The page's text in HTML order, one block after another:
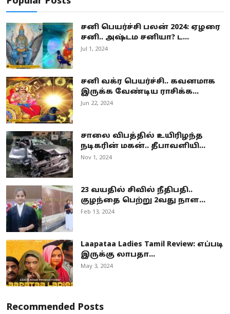
சனி பெயர்ச்சி பலன் 2024: ஏழரை
சனி.. அஷ்டம சனியா? ட...
Jul 1, 2024
சனி வக்ர பெயர்ச்சி.. கவனமாக
இருக்க வேண்டிய ராசிக்க...
Jun 22, 2024
சாலை விபத்தில் உயிரிழந்த
நடிகரின் மகன்.. தீபாவளியி...
Nov 1, 2024
23 வயதில் சிவில் நீதிபதி..
குழந்தை பெற்று 2வது நாள...
Feb 13, 2024
Laapataa Ladies Tamil Review: எப்படி
இருக்கு லாபதா...
May 3, 2024
Recommended Posts